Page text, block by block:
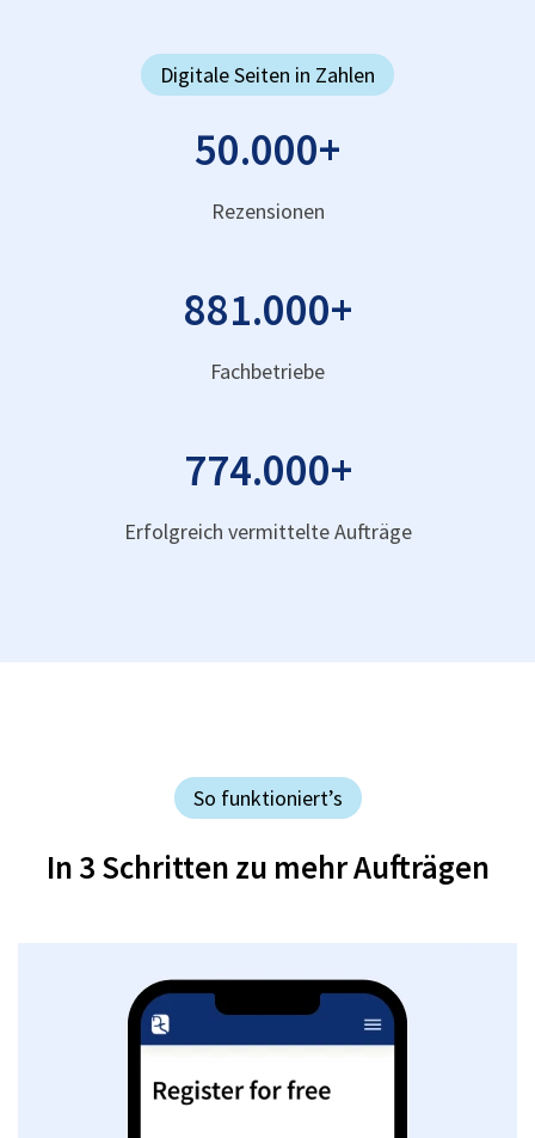
Digitale Seiten in Zahlen
50.000+
Rezensionen
881.000+
Fachbetriebe
774.000+
Erfolgreich vermittelte Aufträge
So funktioniert’s
In 3 Schritten zu mehr Aufträgen